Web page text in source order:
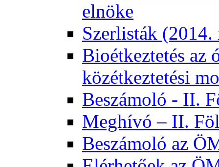
elnöke
Szerlisták (2014.
Bioétkeztetés az
közétkeztetési
Beszámoló - II.
Meghívó – II.
Beszámoló az